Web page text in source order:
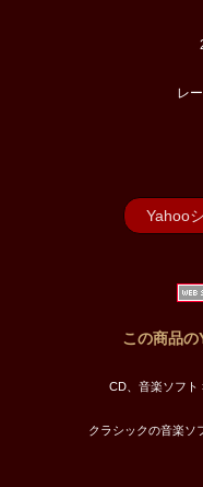
レ
Yahoo
この商品
CD、音楽ソフト
クラシックの音楽ソ